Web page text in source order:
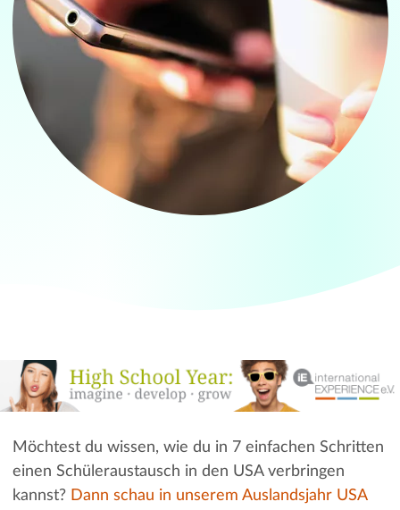
Möchtest du wissen, wie du in 7 einfachen Schritten
einen Schüleraustausch in den USA verbringen
kannst? Dann schau in unserem Auslandsjahr USA